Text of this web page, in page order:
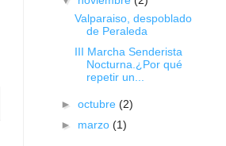
Valparaiso, despoblado
de Peraleda
III Marcha Senderista
Nocturna.¿Por qué
repetir un...
► octubre (2)
► marzo (1)